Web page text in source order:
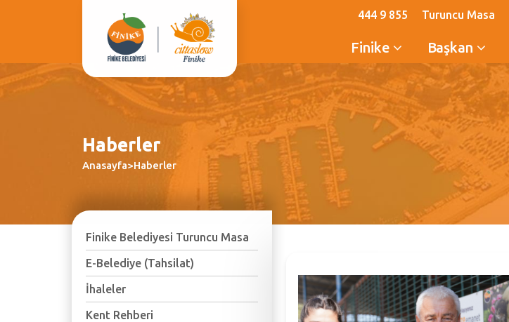
Turuncu Masa
444 9 855
Başkan
Finike
Haberler
Anasayfa>Haberler
Finike Belediyesi Turuncu Masa
E-Belediye (Tahsilat)
İhaleler
Kent Rehberi